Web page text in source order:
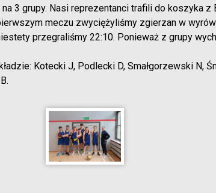
3 grupy. Nasi reprezentanci trafili do koszyka z
meczu zwyciężyliśmy zgierzan w
przegraliśmy 22:10. Ponieważ z grupy
Kotecki J, Podlecki D, Smałgorzewski N,